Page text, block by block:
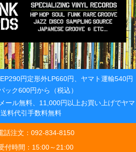
円定形外LP660円、ヤマト運輸540円
ック600円から（税込）
ール無料、11,000円以上お買い上げでヤマ
送料代引手数料無料
話注文：092-834-8150
付時間：15:00～21:00